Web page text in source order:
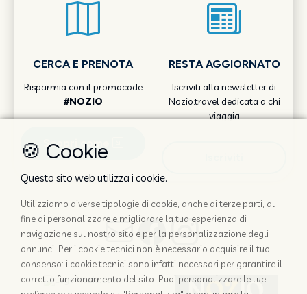
CERCA E PRENOTA
Risparmia con il promocode
#NOZIO
Scopri come
RESTA AGGIORNATO
Iscriviti alla newsletter di
Nozio.travel dedicata a chi
viaggia
🍪 Cookie
Questo sito web utilizza i cookie.
Utilizziamo diverse tipologie di cookie, anche di terze parti, al
fine di personalizzare e migliorare la tua esperienza di
navigazione sul nostro sito e per la personalizzazione degli
annunci. Per i cookie tecnici non è necessario acquisire il tuo
consenso: i cookie tecnici sono infatti necessari per garantire il
corretto funzionamento del sito. Puoi personalizzare le tue